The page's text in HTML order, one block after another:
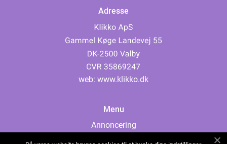
Adresse
web: www.klikko.dk
Menu
Annoncering